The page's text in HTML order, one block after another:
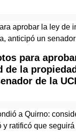
para
de la
de la